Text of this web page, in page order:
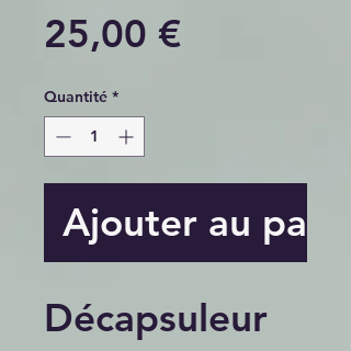
25,00 €Prix
Quantité *
Ajouter au
Décapsuleur